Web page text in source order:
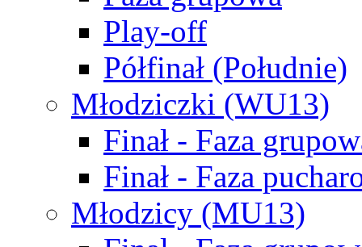
Play-off
Półfinał (Południe)
Młodziczki (WU13)
Finał - Faza
Finał - Faza
Młodzicy (MU13)